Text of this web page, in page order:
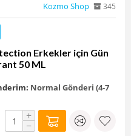
Kozmo Shop 345
Erkekler için Gün
50 ML
Normal Gönderi (4-7
+
−